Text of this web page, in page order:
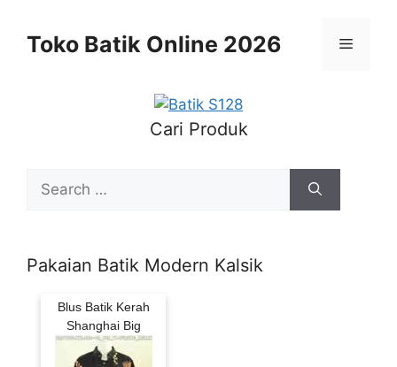
contentToko Batik Online 2026 Menu
Cari Produk
for:
Pakaian Batik Modern Kalsik
Blus Batik Kerah
Shanghai Big